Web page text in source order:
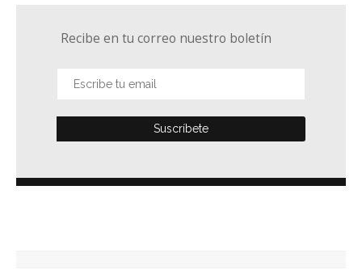
Recibe en tu correo nuestro boletín